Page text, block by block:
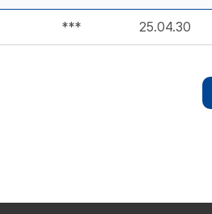
*** 25.04.30